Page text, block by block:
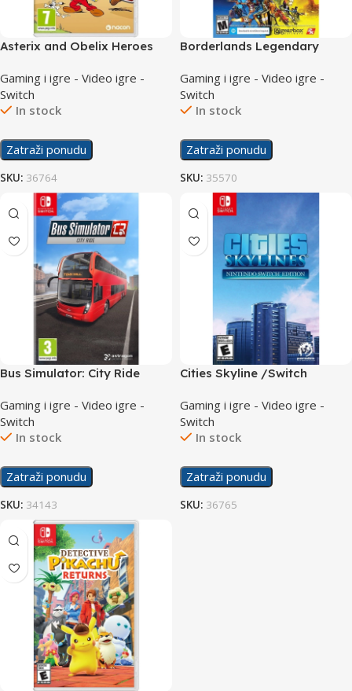
Asterix and Obelix Heroes
Gaming i igre - Video igre -
Switch
In stock
Zatraži ponudu
SKU: 36764
Borderlands Legendary
Gaming i igre - Video igre -
Switch
In stock
Zatraži ponudu
SKU: 35570
Bus Simulator: City Ride
Gaming i igre - Video igre -
Switch
In stock
Zatraži ponudu
SKU: 34143
Cities Skyline /Switch
Gaming i igre - Video igre -
Switch
In stock
Zatraži ponudu
SKU: 36765